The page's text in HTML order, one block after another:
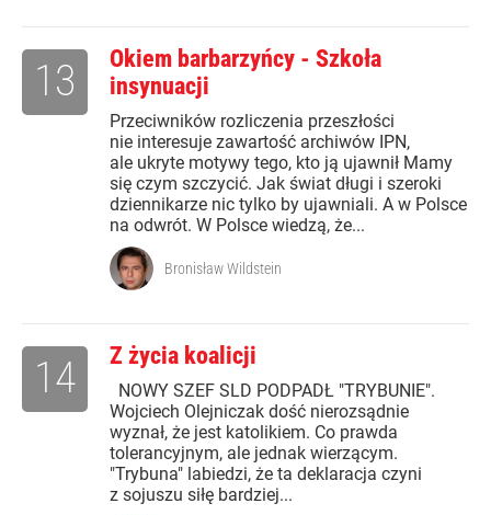
Okiem barbarzyńcy - Szkoła
insynuacji
Przeciwników rozliczenia przeszłości
nie interesuje zawartość archiwów IPN,
ale ukryte motywy tego, kto ją ujawnił Mamy
się czym szczycić. Jak świat długi i szeroki
dziennikarze nic tylko by ujawniali. A w Polsce
na odwrót. W Polsce wiedzą, że...
13
Bronisław Wildstein
Z życia koalicji
NOWY SZEF SLD PODPADŁ "TRYBUNIE".
Wojciech Olejniczak dość nierozsądnie
wyznał, że jest katolikiem. Co prawda
tolerancyjnym, ale jednak wierzącym.
"Trybuna" labiedzi, że ta deklaracja czyni
z sojuszu siłę bardziej...
14